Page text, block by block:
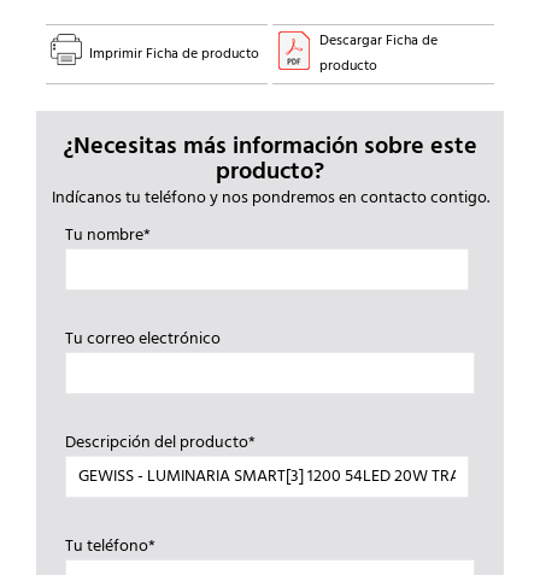
Imprimir Ficha de producto
Descargar Ficha de
producto
¿Necesitas más información sobre este
producto?
Indícanos tu teléfono y nos pondremos en contacto contigo.
Tu nombre*
Tu correo electrónico
Descripción del producto*
Tu teléfono*